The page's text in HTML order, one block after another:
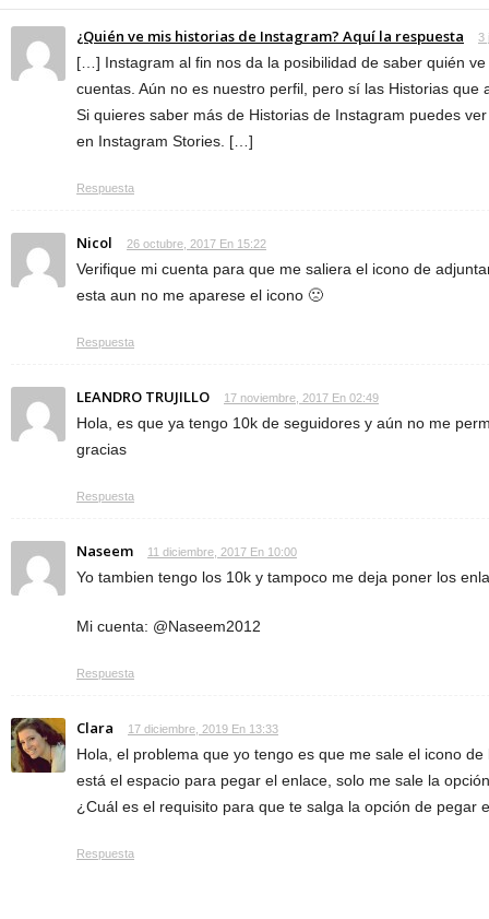
¿Quién ve mis historias de Instagram? Aquí la respuesta 3
[…] Instagram al fin nos da la posibilidad de saber quién
cuentas. Aún no es nuestro perfil, pero sí las Historias que
Si quieres saber más de Historias de Instagram puedes
en Instagram Stories. […]
Respuesta
Nicol 26 octubre, 2017 En 15:22
Verifique mi cuenta para que me saliera el icono de
esta aun no me aparese el icono 🙁
Respuesta
LEANDRO TRUJILLO 17 noviembre, 2017 En 02:49
Hola, es que ya tengo 10k de seguidores y aún no me
gracias
Respuesta
Naseem 11 diciembre, 2017 En 10:00
Yo tambien tengo los 10k y tampoco me deja poner los
Mi cuenta: @Naseem2012
Respuesta
Clara 17 diciembre, 2019 En 13:33
Hola, el problema que yo tengo es que me sale el icono
está el espacio para pegar el enlace, solo me sale la
¿Cuál es el requisito para que te salga la opción de pegar
Respuesta